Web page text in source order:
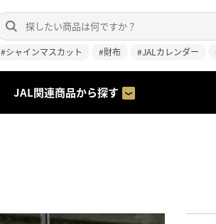
#シャインマスカット #財布 #JALカレンダー
JAL関連商品から探す